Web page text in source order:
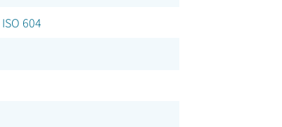
ISO 604